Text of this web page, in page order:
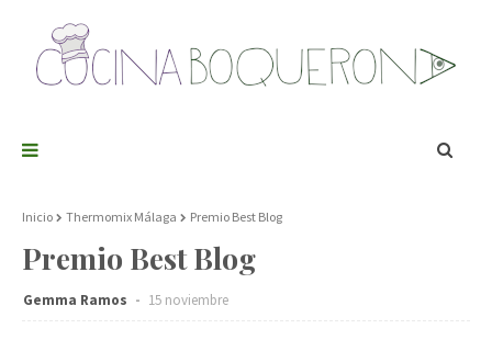
Inicio Thermomix Málaga Premio Best Blog
Premio Best Blog
Gemma Ramos 15 noviembre